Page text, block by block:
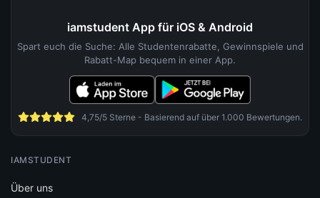
iamstudent App für iOS & Android
Spart euch die Suche: Alle Studentenrabatte, Gewinnspiele und
Rabatt-Map bequem in einer App.
4,75/5 Sterne - Basierend auf über 1.000 Bewertungen.
IAMSTUDENT
Über uns